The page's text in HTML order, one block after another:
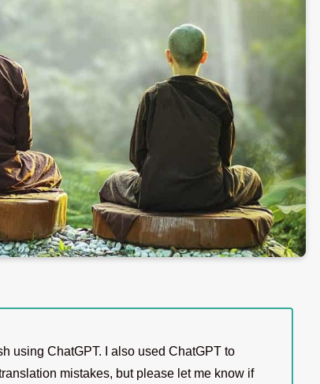
using ChatGPT. I also used ChatGPT to
mistakes, but please let me know if